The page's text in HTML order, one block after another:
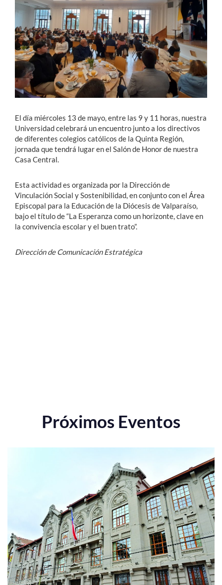
English
El día miércoles 13 de mayo, entre las 9 y 11 horas, nuestra
Universidad celebrará un encuentro junto a los directivos
de diferentes colegios católicos de la Quinta Región,
jornada que tendrá lugar en el Salón de Honor de nuestra
Casa Central.
Esta actividad es organizada por la Dirección de
Vinculación Social y Sostenibilidad, en conjunto con el Área
Episcopal para la Educación de la Diócesis de Valparaíso,
bajo el título de“La Esperanza como un horizonte, clave en
la convivencia escolar y el buen trato”.
Dirección de Comunicación Estratégica
Próximos Eventos